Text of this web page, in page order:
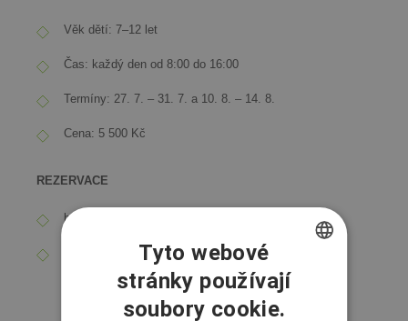
Věk dětí: 7–12 let
Čas: každý den od 8:00 do 16:00
Termíny: 27. 7. – 31. 7. a 10. 8. – 14. 8.
Cena: 5 500 Kč
REZERVACE
bajkovaskola@dolnimorava.cz
+ 420 737 261 018
CZECH
ENGLISH
Tyto webové
stránky používají
soubory cookie.